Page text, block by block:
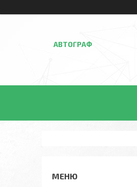
АВТОГРАФ